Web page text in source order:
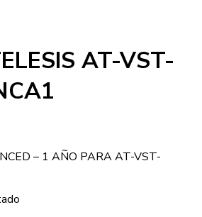
AT-VST-
– 1 AÑO PARA AT-VST-